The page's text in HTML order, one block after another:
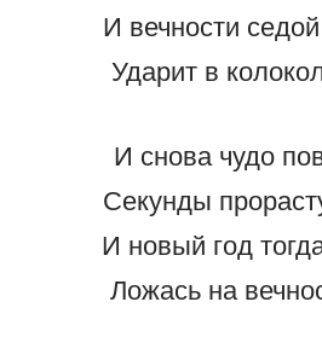
И вечности
Ударит в
И снова чудо
Секунды
И новый год
Ложась на